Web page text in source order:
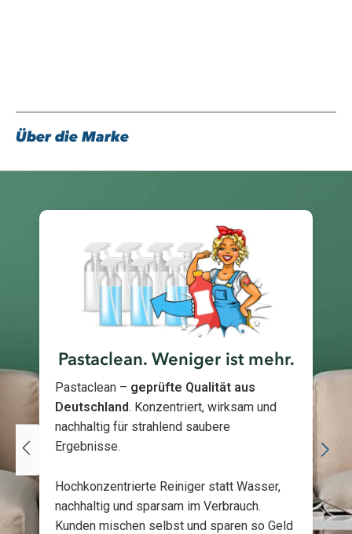
Über die Marke
Pastaclean. Weniger ist mehr.
Pastaclean – geprüfte Qualität aus
Deutschland. Konzentriert, wirksam und
nachhaltig für strahlend saubere
Ergebnisse.
Hochkonzentrierte Reiniger statt Wasser,
nachhaltig und sparsam im Verbrauch.
Kunden mischen selbst und sparen so Geld